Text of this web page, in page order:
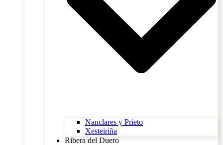
Nanclares y Prieto
Xesteiriña
Ribera del Duero